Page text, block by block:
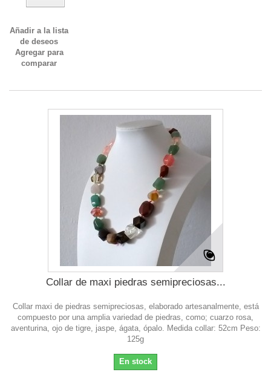
Añadir a la lista
de deseos
Agregar para
comparar
Collar de maxi piedras semipreciosas...
Collar maxi de piedras semipreciosas, elaborado artesanalmente, está
compuesto por una amplia variedad de piedras, como; cuarzo rosa,
aventurina, ojo de tigre, jaspe, ágata, ópalo. Medida collar: 52cm Peso:
125g
En stock